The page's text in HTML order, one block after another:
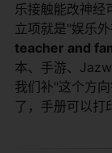
乐接触能改神经
立项就是"娱乐
teacher and
本、手游、
我们补"这个方
了，手册可以打